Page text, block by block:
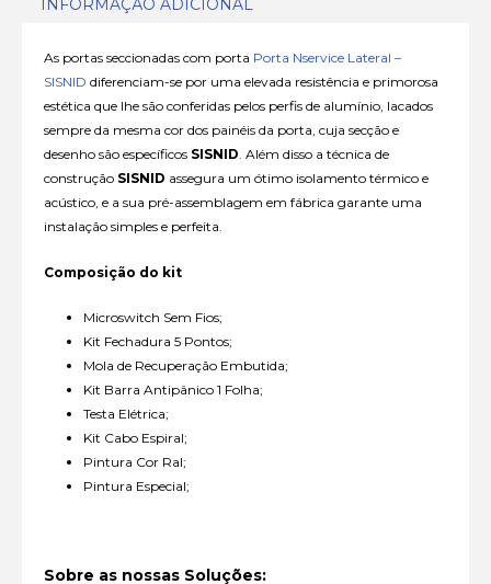
INFORMAÇÃO ADICIONAL
As portas seccionadas com porta Porta Nservice Lateral –
SISNID diferenciam-se por uma elevada resistência e primorosa
estética que lhe são conferidas pelos perfis de alumínio, lacados
sempre da mesma cor dos painéis da porta, cuja secção e
desenho são específicos SISNID. Além disso a técnica de
construção SISNID assegura um ótimo isolamento térmico e
acústico, e a sua pré-assemblagem em fábrica garante uma
instalação simples e perfeita.
Composição do kit
Microswitch Sem Fios;
Kit Fechadura 5 Pontos;
Mola de Recuperação Embutida;
Kit Barra Antipânico 1 Folha;
Testa Elétrica;
Kit Cabo Espiral;
Pintura Cor Ral;
Pintura Especial;
Sobre as nossas Soluções: